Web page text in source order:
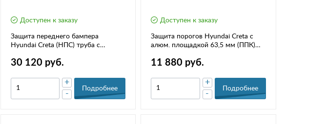
Доступен к заказу
Защита переднего бампера
Hyundai Creta (НПС) труба с
30 120 руб.
-
+
Подробнее
Доступен к заказу
Защита порогов Hyundai Creta с
алюм. площадкой 63,5 мм (ППК)
11 880 руб.
-
+
Подробнее